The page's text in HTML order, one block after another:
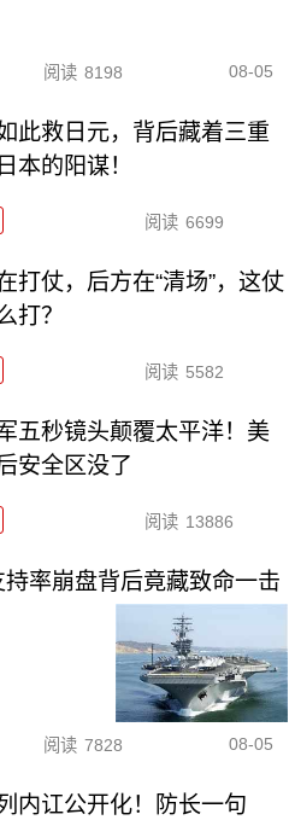
阅读 8198 08-05
此救日元，背后藏着三重
本的阳谋！
阅读 6699
打仗，后方在“清场”，这仗
打？
阅读 5582
五秒镜头颠覆太平洋！美
安全区没了
阅读 13886
率崩盘背后竟藏致命一击
阅读 7828 08-05
内讧公开化！防长一句